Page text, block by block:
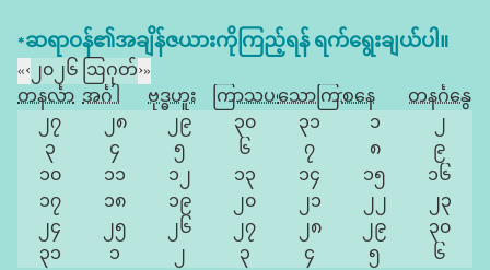
*ဆရာဝန်၏အချိန်ဇယားကိုကြည့်ရန် ရက်ရွေးချယ်ပါ။
«‹ ၂၀၂၆ ဩဂုတ်›»
တနင်္လာ အင်္ဂါ ဗုဒ္ဓဟူး ကြာသပတေးသောကြာစနေ
တနင်္ဂနွေ
၂၇
၂၈ ၂၉ ၃၀ ၃၁ ၁
၂
၃
၄ ၅ ၆ ၇ ၈
၉
၁၀
၁၁ ၁၂ ၁၃ ၁၄ ၁၅
၁၆
၁၇
၁၈ ၁၉ ၂၀ ၂၁ ၂၂
၂၃
၂၄
၂၅ ၂၆ ၂၇ ၂၈ ၂၉
၃၀
၃၁
၁ ၂ ၃ ၄ ၅ ၆